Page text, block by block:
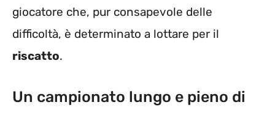
giocatore che, pur consapevole delle
difficoltà, è determinato a lottare per il
riscatto.
Un campionato lungo e pieno di